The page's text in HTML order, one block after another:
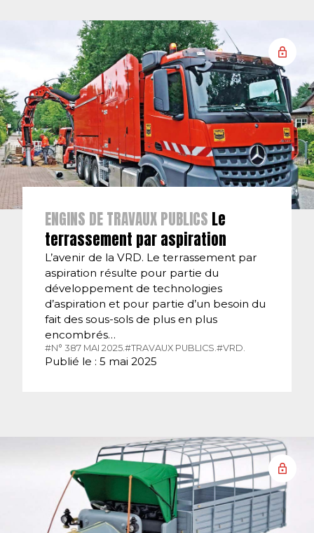
ENGINS DE TRAVAUX PUBLICS Le
terrassement par aspiration
L’avenir de la VRD. Le terrassement par
aspiration résulte pour partie du
développement de technologies
d’aspiration et pour partie d’un besoin du
fait des sous-sols de plus en plus
encombrés…
#N° 387 MAI 2025. #TRAVAUX PUBLICS. #VRD.
Publié le : 5 mai 2025